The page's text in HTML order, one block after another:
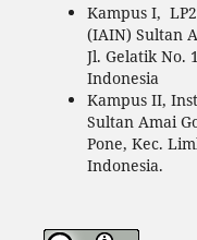
Kampus I,
(IAIN) Sultan
Jl. Gelatik No.
Indonesia
Kampus II,
Sultan Amai
Pone, Kec.
Indonesia.